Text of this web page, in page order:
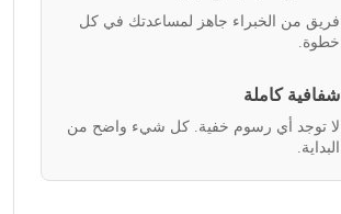
فريق من الخبراء جاهز لمساعدتك في كل
خطوة.
شفافية كاملة
لا توجد أي رسوم خفية. كل شيء واضح من
البداية.